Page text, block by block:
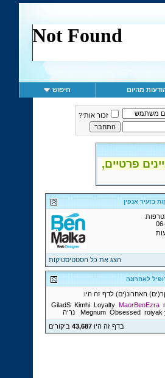
מהיום חיפוש
זכור אותי?
פרטיים,
בזעיר אנפין
הצג את כל הסטטיסטיקות
לאחרונה
GiladS Kimhi Loyalty MaorBenEzra
Megnum Obsessed roiyak
נריה
בדף זה היו43,687 ביקורים